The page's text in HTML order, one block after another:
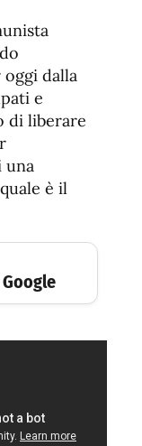
oggi dalla
e
di liberare
una
è il